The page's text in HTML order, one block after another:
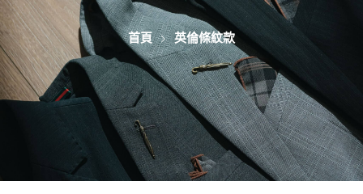
首頁 英倫條紋款